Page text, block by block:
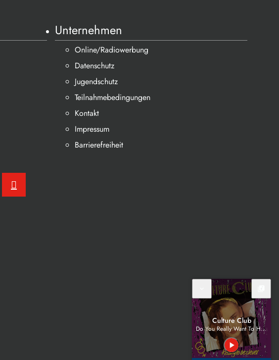
Unternehmen
Online/Radiowerbung
Datenschutz
Jugendschutz
Teilnahmebedingungen
Kontakt
Impressum
Barrierefreiheit
Culture Club
Do You Really Want To Hurt Me
play_arrow